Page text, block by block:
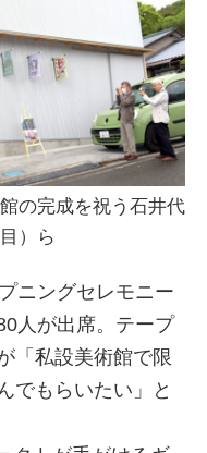
の完成を祝う石井代
）ら
ニングセレモニー
人が出席。テープ
「私設美術館で限
でもらいたい」と